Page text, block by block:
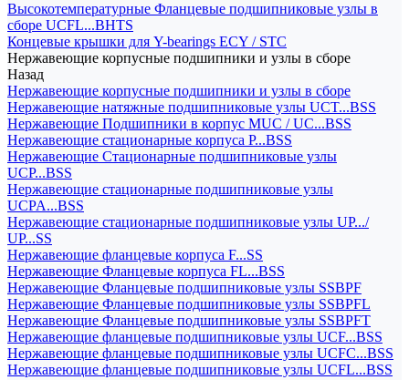
Высокотемпературные Фланцевые подшипниковые узлы в
сборе UCFL...BHTS
Концевые крышки для Y-bearings ECY / STC
Нержавеющие корпусные подшипники и узлы в сборе
Назад
Нержавеющие корпусные подшипники и узлы в сборе
Нержавеющие натяжные подшипниковые узлы UCT...BSS
Нержавеющие Подшипники в корпус MUC / UC...BSS
Нержавеющие стационарные корпуса P...BSS
Нержавеющие Стационарные подшипниковые узлы
UCP...BSS
Нержавеющие стационарные подшипниковые узлы
UCPA...BSS
Нержавеющие стационарные подшипниковые узлы UP.../
UP...SS
Нержавеющие фланцевые корпуса F...SS
Нержавеющие Фланцевые корпуса FL...BSS
Нержавеющие Фланцевые подшипниковые узлы SSBPF
Нержавеющие Фланцевые подшипниковые узлы SSBPFL
Нержавеющие Фланцевые подшипниковые узлы SSBPFT
Нержавеющие фланцевые подшипниковые узлы UCF...BSS
Нержавеющие фланцевые подшипниковые узлы UCFC...BSS
Нержавеющие фланцевые подшипниковые узлы UCFL...BSS